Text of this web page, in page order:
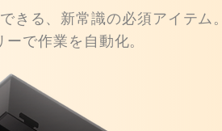
きる、新常識の必須アイテム。
で作業を自動化。